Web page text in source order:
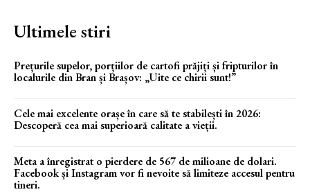
Ultimele stiri
Prețurile supelor, porțiilor de cartofi prăjiți și fripturilor în
localurile din Bran și Brașov: „Uite ce chirii sunt!”
Cele mai excelente orașe în care să te stabilești în 2026:
Descoperă cea mai superioară calitate a vieții.
Meta a înregistrat o pierdere de 567 de milioane de dolari.
Facebook și Instagram vor fi nevoite să limiteze accesul pentru
tineri.